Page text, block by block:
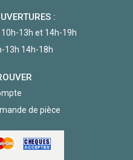
:
13h et 14h-19h
13h 14h-18h
de pièce